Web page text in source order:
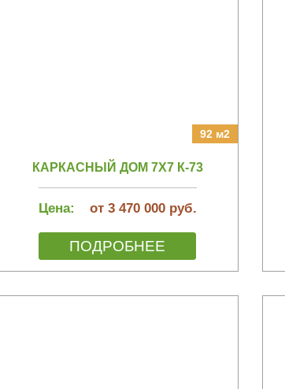
92 м2
КАРКАСНЫЙ ДОМ 7Х7 К-73
Цена: от 3 470 000 руб.
ПОДРОБНЕЕ